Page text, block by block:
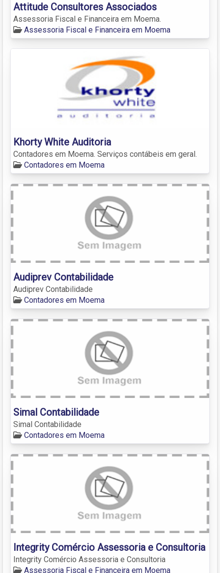
Attitude Consultores Associados
Assessoria Fiscal e Financeira em Moema.
Assessoria Fiscal e Financeira em Moema
Khorty White Auditoria
Contadores em Moema. Serviços contábeis em geral.
Contadores em Moema
Audiprev Contabilidade
Audiprev Contabilidade
Contadores em Moema
Simal Contabilidade
Simal Contabilidade
Contadores em Moema
Integrity Comércio Assessoria e Consultoria
Integrity Comércio Assessoria e Consultoria
Assessoria Fiscal e Financeira em Moema